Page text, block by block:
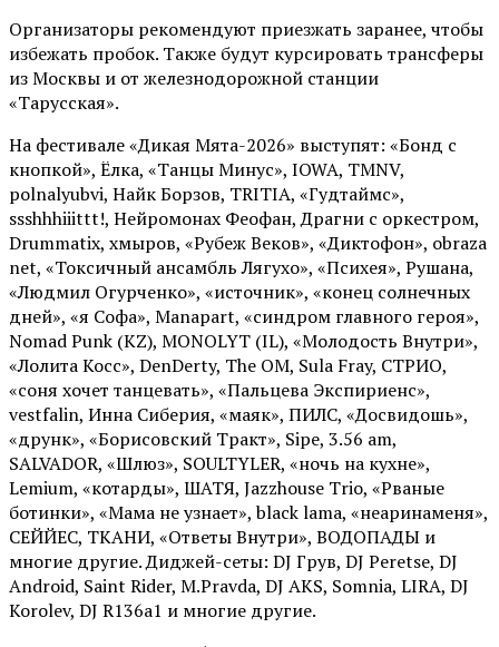
Организаторы рекомендуют приезжать заранее, чтобы
избежать пробок. Также будут курсировать трансферы
из Москвы и от железнодорожной станции
«Тарусская».
На фестивале «Дикая Мята-2026» выступят: «Бонд с
кнопкой», Ёлка, «Танцы Минус», IOWA, TMNV,
polnalyubvi, Найк Борзов, TRITIA, «Гудтаймс»,
ssshhhiiittt!, Нейромонах Феофан, Драгни с оркестром,
Drummatix, хмыров, «Рубеж Веков», «Диктофон», obraza
net, «Токсичный ансамбль Лягухо», «Психея», Рушана,
«Людмил Огурченко», «источник», «конец солнечных
дней», «я Софа», Manapart, «синдром главного героя»,
Nomad Punk (KZ), MONOLYT (IL), «Молодость Внутри»,
«Лолита Косс», DenDerty, The OM, Sula Fray, СТРИО,
«соня хочет танцевать», «Пальцева Экспириенс»,
vestfalin, Инна Сиберия, «маяк», ПИЛС, «Досвидошь»,
«друнк», «Борисовский Тракт», Sipe, 3.56 am,
SALVADOR, «Шлюз», SOULTYLER, «ночь на кухне»,
Lemium, «котарды», ШАТЯ, Jazzhouse Trio, «Рваные
ботинки», «Мама не узнает», black lama, «неаринаменя»,
СЕЙЙЕС, ТКАНИ, «Ответы Внутри», ВОДОПАДЫ и
многие другие. Диджей-сеты: DJ Грув, DJ Peretse, DJ
Android, Saint Rider, М.Pravda, DJ AKS, Somnia, LIRA, DJ
Korolev, DJ R136a1 и многие другие.